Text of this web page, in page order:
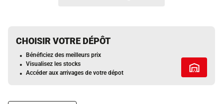
CHOISIR VOTRE DÉPÔT
Bénéficiez des meilleurs prix
Visualisez les stocks
Accéder aux arrivages de votre dépot
Tous les